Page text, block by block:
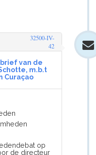
32500-IV-
42
van de
m.b.t
Curaçao
op
de directeur